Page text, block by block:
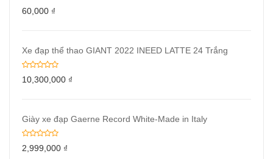
60,000 ₫
Xe đạp thể thao GIANT 2022 INEED LATTE 24 Trắng
10,300,000 ₫
Giày xe đạp Gaerne Record White-Made in Italy
2,999,000 ₫